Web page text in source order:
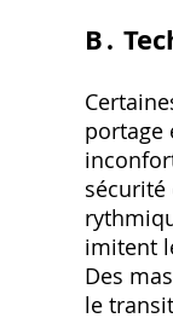
B․
portage
imitent
Des
le